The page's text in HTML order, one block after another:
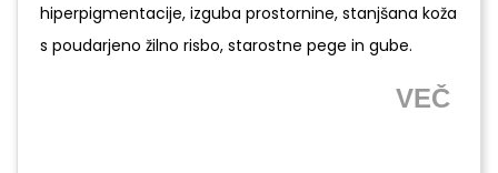
hiperpigmentacije, izguba prostornine, stanjšana koža
s poudarjeno žilno risbo, starostne pege in gube.
VEČ